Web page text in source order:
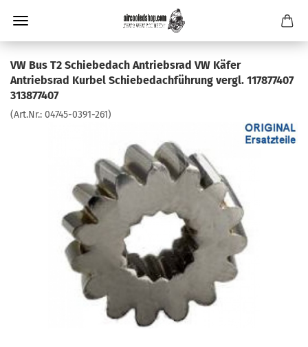
VW Bus T2 Schiebedach Antriebsrad VW Käfer
Antriebsrad Kurbel Schiebedachführung vergl. 117877407
313877407
(Art.Nr.: 04745-0391-261)